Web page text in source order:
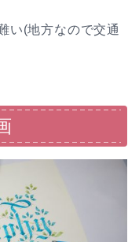
い(地方なので交通